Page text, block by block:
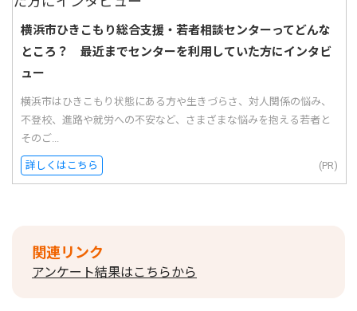
横浜市ひきこもり総合支援・若者相談センターってどんな
ところ？ 最近までセンターを利用していた方にインタビ
ュー
横浜市はひきこもり状態にある方や生きづらさ、対人関係の悩み、
不登校、進路や就労への不安など、さまざまな悩みを抱える若者と
そのご...
詳しくはこちら (PR)
関連リンク
アンケート結果はこちらから